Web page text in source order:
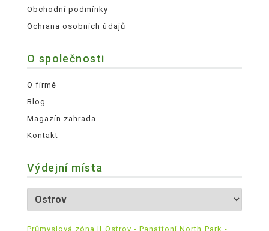
Obchodní podmínky
Ochrana osobních údajů
O společnosti
O firmě
Blog
Magazín zahrada
Kontakt
Výdejní místa
Průmyslová zóna II Ostrov - Panattoni North Park -